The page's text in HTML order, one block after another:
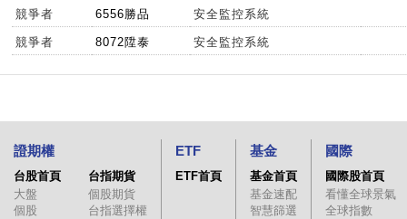
競爭者 6556勝品 安全監控系統
競爭者 8072陞泰 安全監控系統
證期權
台股首頁
大盤
個股
台指期貨
個股期貨
台指選擇權
ETF
ETF首頁
基金
基金首頁
基金速配
智慧篩選
國際
國際股首頁
看懂全球景氣
全球指數